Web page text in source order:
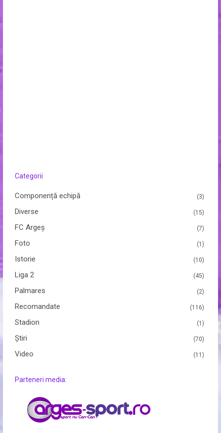
Categorii
Componență echipă (3)
Diverse (15)
FC Argeș (7)
Foto (1)
Istorie (10)
Liga 2 (45)
Palmares (2)
Recomandate (116)
Stadion (1)
Ştiri (70)
Video (11)
Parteneri media: